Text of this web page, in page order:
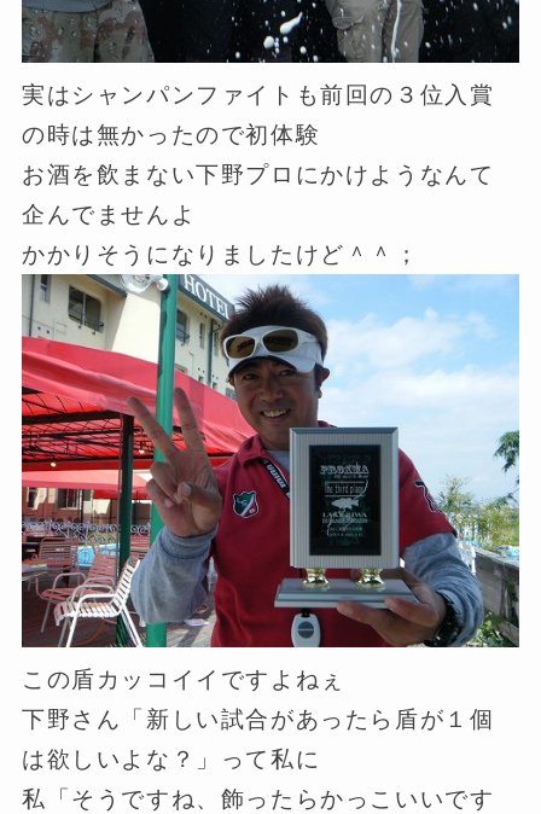
実はシャンパンファイトも前回の３位入賞
の時は無かったので初体験
お酒を飲まない下野プロにかけようなんて
企んでませんよ
かかりそうになりましたけど＾＾；
この盾カッコイイですよねぇ
下野さん「新しい試合があったら盾が１個
は欲しいよな？」って私に
私「そうですね、飾ったらかっこいいです